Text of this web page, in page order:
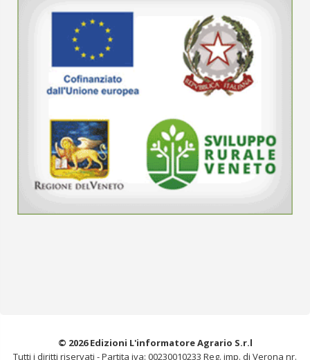
© 2026 Edizioni L'informatore Agrario S.r.l
Tutti i diritti riservati -Partita iva: 00230010233 Reg. imp. di Verona nr.